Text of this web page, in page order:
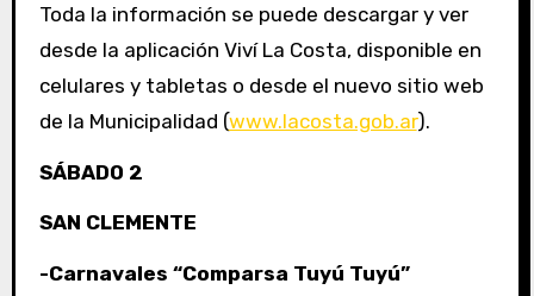
Toda la información se puede descargar y ver
desde la aplicación Viví La Costa, disponible en
celulares y tabletas o desde el nuevo sitio web
de la Municipalidad (www.lacosta.gob.ar).
SÁBADO 2
SAN CLEMENTE
-Carnavales “Comparsa Tuyú Tuyú”